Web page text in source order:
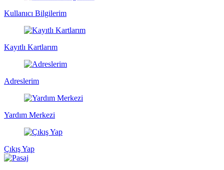
Kullanıcı Bilgilerim
Kayıtlı Kartlarım
Adreslerim
Yardım Merkezi
Çıkış Yap